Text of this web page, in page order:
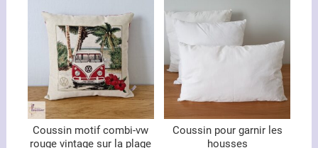
options
peuvent
être
choisies
Coussin motif combi-vw
rouge vintage sur la plage
Coussin pour garnir les
housses